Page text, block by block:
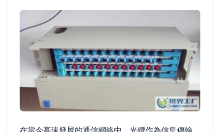
在當今高速發展的通信網絡中，光纜作為信息傳輸